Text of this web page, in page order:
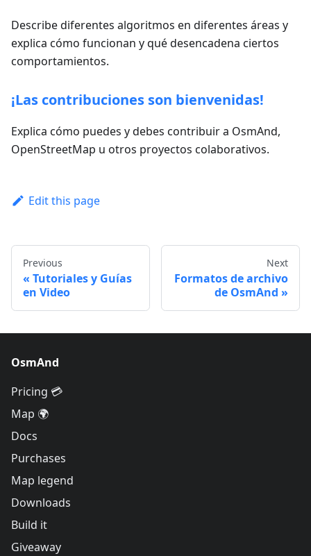
Describe diferentes algoritmos en diferentes áreas y
explica cómo funcionan y qué desencadena ciertos
comportamientos.
¡Las contribuciones son bienvenidas!
Explica cómo puedes y debes contribuir a OsmAnd,
OpenStreetMap u otros proyectos colaborativos.
Edit this page
Previous
Tutoriales y Guías
en Video
Next
Formatos de archivo
de OsmAnd
OsmAnd
Pricing 💳
Map 🌍
Docs
Purchases
Map legend
Downloads
Build it
Giveaway